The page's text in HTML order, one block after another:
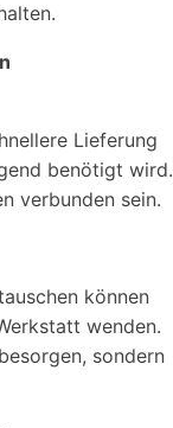
Lieferung
benötigt wird.
verbunden sein.
können
wenden.
sondern